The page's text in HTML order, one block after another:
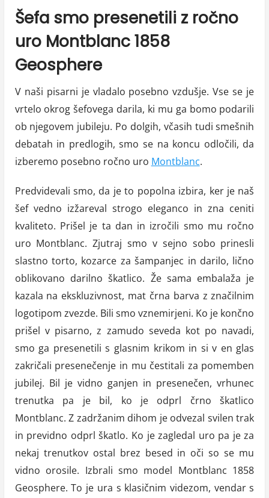
in:
Šefa smo presenetili z ročno
uro Montblanc 1858
Geosphere
V naši pisarni je vladalo posebno vzdušje. Vse se je
vrtelo okrog šefovega darila, ki mu ga bomo podarili
ob njegovem jubileju. Po dolgih, včasih tudi smešnih
debatah in predlogih, smo se na koncu odločili, da
izberemo posebno ročno uro Montblanc.
Predvidevali smo, da je to popolna izbira, ker je naš
šef vedno izžareval strogo eleganco in zna ceniti
kvaliteto. Prišel je ta dan in izročili smo mu ročno
uro Montblanc. Zjutraj smo v sejno sobo prinesli
slastno torto, kozarce za šampanjec in darilo, lično
oblikovano darilno škatlico. Že sama embalaža je
kazala na ekskluzivnost, mat črna barva z značilnim
logotipom zvezde. Bili smo vznemirjeni. Ko je končno
prišel v pisarno, z zamudo seveda kot po navadi,
smo ga presenetili s glasnim krikom in si v en glas
zakričali presenečenje in mu čestitali za pomemben
jubilej. Bil je vidno ganjen in presenečen, vrhunec
trenutka pa je bil, ko je odprl črno škatlico
Montblanc. Z zadržanim dihom je odvezal svilen trak
in previdno odprl škatlo. Ko je zagledal uro pa je za
nekaj trenutkov ostal brez besed in oči so se mu
vidno orosile. Izbrali smo model Montblanc 1858
Geosphere. To je ura s klasičnim videzom, vendar s